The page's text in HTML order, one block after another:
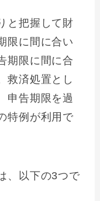
と把握して財
限に間に合い
期限に間に合
救済処置とし
申告期限を過
特例が利用で
、以下の3つで